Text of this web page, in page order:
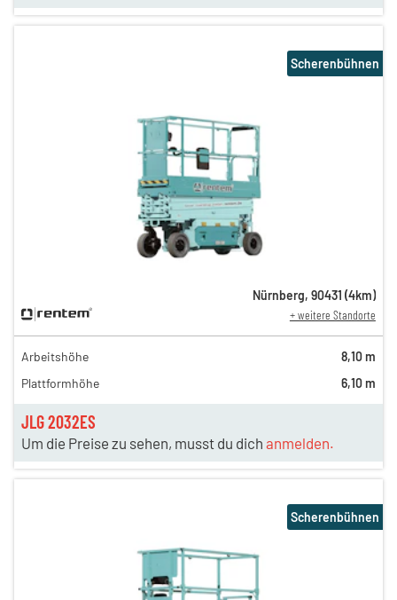
JLG 2032ES
Um die Preise zu sehen, musst du dich anmelden.
Scherenbühnen
Nürnberg, 90431 (4km)
+ weitere Standorte
Arbeitshöhe
8,10 m
Plattformhöhe
6,10 m
Scherenbühnen